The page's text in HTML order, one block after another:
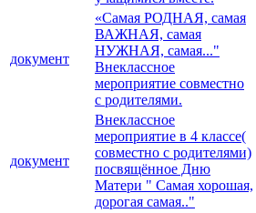
документ
«Самая РОДНАЯ, самая
ВАЖНАЯ, самая
НУЖНАЯ, самая..."
Внеклассное
мероприятие совместно
с родителями.
документ
Внеклассное
мероприятие в 4 классе(
совместно с родителями)
посвящённое Дню
Матери " Самая хорошая,
дорогая самая.."